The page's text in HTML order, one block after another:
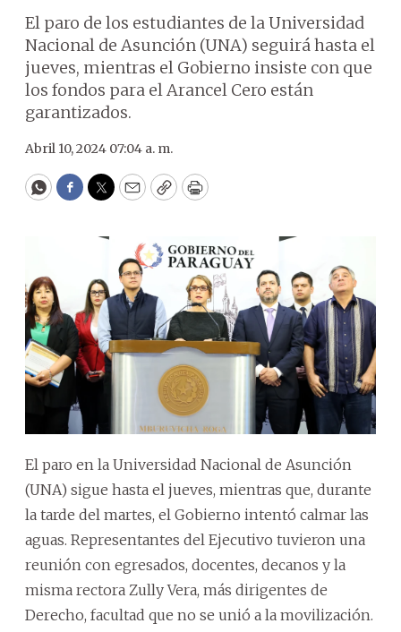
El paro de los estudiantes de la Universidad
Nacional de Asunción (UNA) seguirá hasta el
jueves, mientras el Gobierno insiste con que
los fondos para el Arancel Cero están
garantizados.
Abril 10, 2024 07:04 a. m.
WhatsApp
Facebook
Twitter
EmailCopyPrint
El paro en la Universidad Nacional de Asunción
(UNA) sigue hasta el jueves, mientras que, durante
la tarde del martes, el Gobierno intentó calmar las
aguas. Representantes del Ejecutivo tuvieron una
reunión con egresados, docentes, decanos y la
misma rectora Zully Vera, más dirigentes de
Derecho, facultad que no se unió a la movilización.